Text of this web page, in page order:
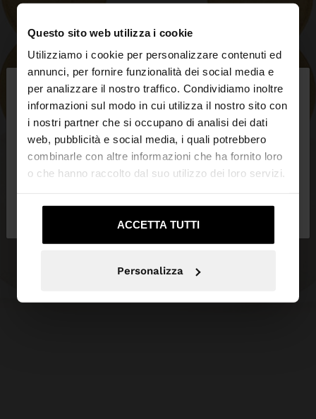
Questo sito web utilizza i cookie
Utilizziamo i cookie per personalizzare contenuti ed
annunci, per fornire funzionalità dei social media e
per analizzare il nostro traffico. Condividiamo inoltre
informazioni sul modo in cui utilizza il nostro sito con
i nostri partner che si occupano di analisi dei dati
web, pubblicità e social media, i quali potrebbero
combinarle con altre informazioni che ha fornito loro
o che hanno raccolto dal suo utilizzo dei loro servizi.
ACCETTA TUTTI
Personalizza
ciao ×
Stai accedendo al sito da Svizzera. Vuoi navigare
sul nostro sito United States?